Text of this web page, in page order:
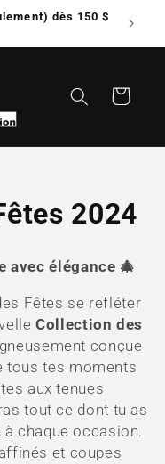
dès 150 $
Panier
2024
avec élégance 🎄
Fêtes se refléter
Collection des
conçue
tous tes moments
aux tenues
tout ce dont tu as
chaque occasion.
et coupes